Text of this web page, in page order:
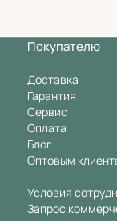
Покупателю
Доставка
Гарантия
Сервис
Оплата
Блог
Оптовым
Условия
Запрос